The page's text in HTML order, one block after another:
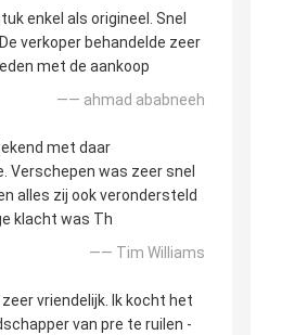
enkel als origineel. Snel
verkoper behandelde zeer
met de aankoop
—— ahmad ababneeh
met daar
Verschepen was zeer snel
alles zij ook verondersteld
klacht was Th
—— Tim Williams
zeer vriendelijk. Ik kocht het
van pre te ruilen -